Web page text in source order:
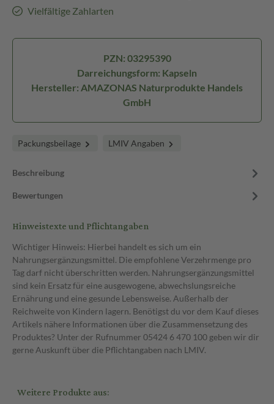
Vielfältige Zahlarten
PZN: 03295390
Darreichungsform: Kapseln
Hersteller: AMAZONAS Naturprodukte Handels
GmbH
Packungsbeilage LMIV Angaben
Beschreibung
Bewertungen
Hinweistexte und Pflichtangaben
Wichtiger Hinweis: Hierbei handelt es sich um ein
Nahrungsergänzungsmittel. Die empfohlene Verzehrmenge pro
Tag darf nicht überschritten werden. Nahrungsergänzungsmittel
sind kein Ersatz für eine ausgewogene, abwechslungsreiche
Ernährung und eine gesunde Lebensweise. Außerhalb der
Reichweite von Kindern lagern. Benötigst du vor dem Kauf dieses
Artikels nähere Informationen über die Zusammensetzung des
Produktes? Unter der Rufnummer 05424 6 470 100 geben wir dir
gerne Auskunft über die Pflichtangaben nach LMIV.
Weitere Produkte aus: